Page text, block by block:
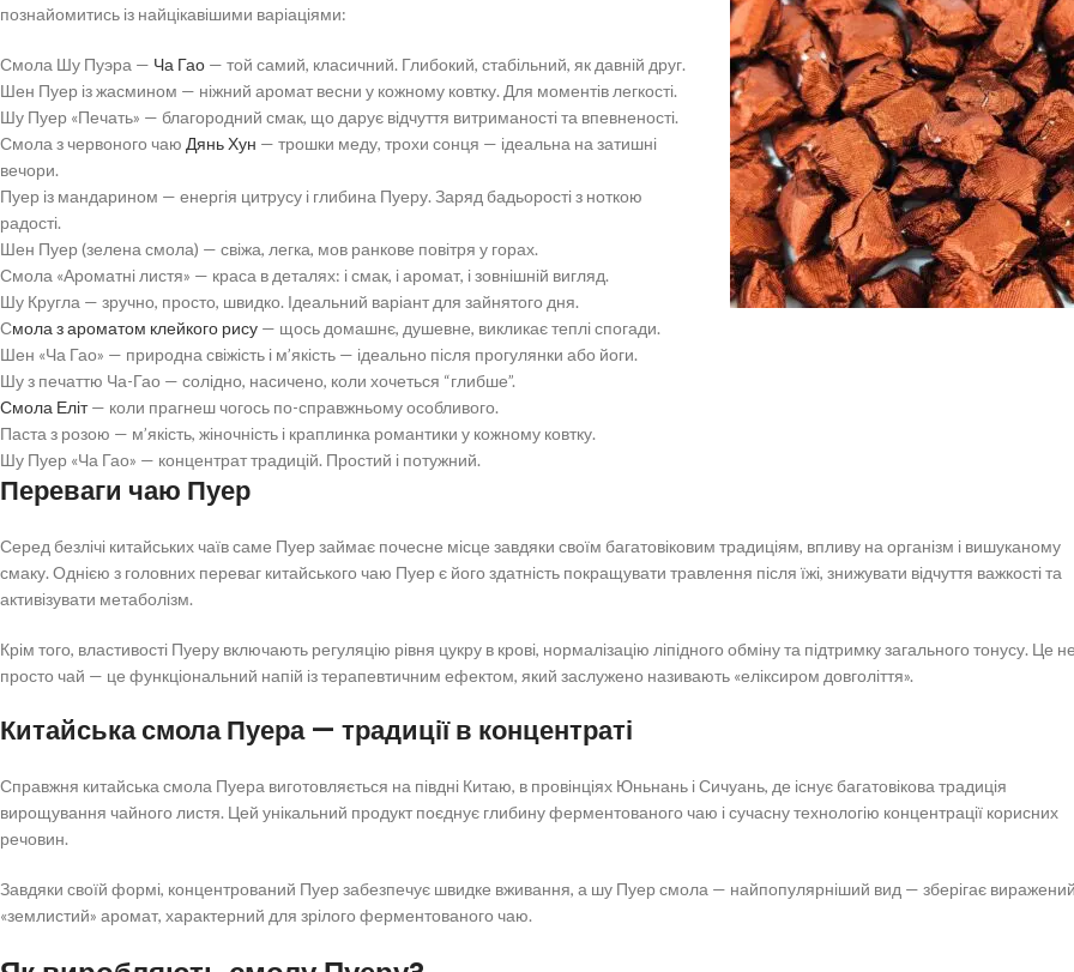
познайомитись із найцікавішими варіаціями:
Смола Шу Пуэра — Ча Гао — той самий, класичний. Глибокий, стабільний, як давній друг.
Шен Пуер із жасмином — ніжний аромат весни у кожному ковтку. Для моментів легкості.
Шу Пуер «Печать» — благородний смак, що дарує відчуття витриманості та впевненості.
Смола з червоного чаю Дянь Хун — трошки меду, трохи сонця — ідеальна на затишні
вечори.
Пуер із мандарином — енергія цитрусу і глибина Пуеру. Заряд бадьорості з ноткою
радості.
Шен Пуер (зелена смола) — свіжа, легка, мов ранкове повітря у горах.
Смола «Ароматні листя» — краса в деталях: і смак, і аромат, і зовнішній вигляд.
Шу Кругла — зручно, просто, швидко. Ідеальний варіант для зайнятого дня.
Смола з ароматом клейкого рису — щось домашнє, душевне, викликає теплі спогади.
Шен «Ча Гао» — природна свіжість і м’якість — ідеально після прогулянки або йоги.
Шу з печаттю Ча-Гао — солідно, насичено, коли хочеться “глибше”.
Смола Еліт— коли прагнеш чогось по-справжньому особливого.
Паста з розою — м’якість, жіночність і краплинка романтики у кожному ковтку.
Шу Пуер «Ча Гао» — концентрат традицій. Простий і потужний.
Переваги чаю Пуер
Серед безлічі китайських чаїв саме Пуер займає почесне місце завдяки своїм багатовіковим традиціям, впливу на організм і вишуканому
смаку. Однією з головних переваг китайського чаю Пуер є його здатність покращувати травлення після їжі, знижувати відчуття важкості та
активізувати метаболізм.
Крім того, властивості Пуеру включають регуляцію рівня цукру в крові, нормалізацію ліпідного обміну та підтримку загального тонусу. Це
просто чай — це функціональний напій із терапевтичним ефектом, який заслужено називають «еліксиром довголіття».
Китайська смола Пуера — традиції в концентраті
Справжня китайська смола Пуера виготовляється на півдні Китаю, в провінціях Юньнань і Сичуань, де існує багатовікова традиція
вирощування чайного листя. Цей унікальний продукт поєднує глибину ферментованого чаю і сучасну технологію концентрації корисних
речовин.
Завдяки своїй формі, концентрований Пуер забезпечує швидке вживання, а шу Пуер смола — найпопулярніший вид — зберігає
«землистий» аромат, характерний для зрілого ферментованого чаю.